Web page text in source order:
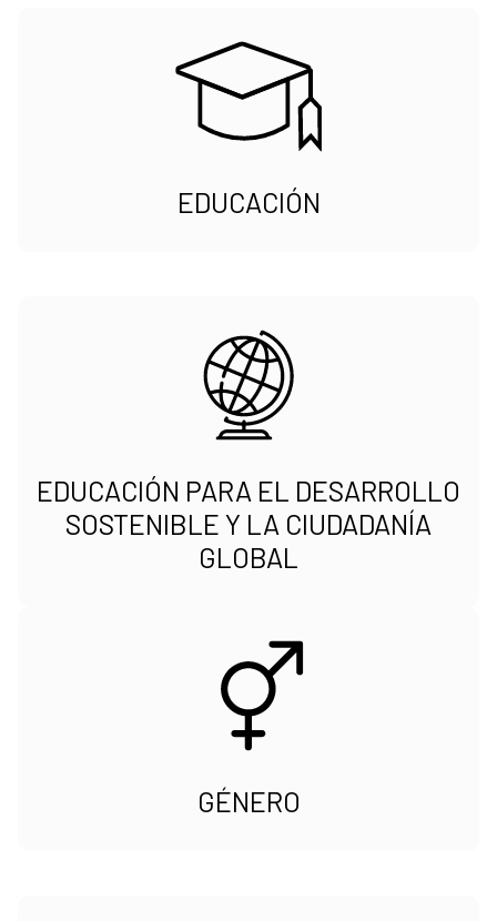
EDUCACIÓN
EDUCACIÓN PARA EL DESARROLLO
SOSTENIBLE Y LA CIUDADANÍA
GLOBAL
GÉNERO